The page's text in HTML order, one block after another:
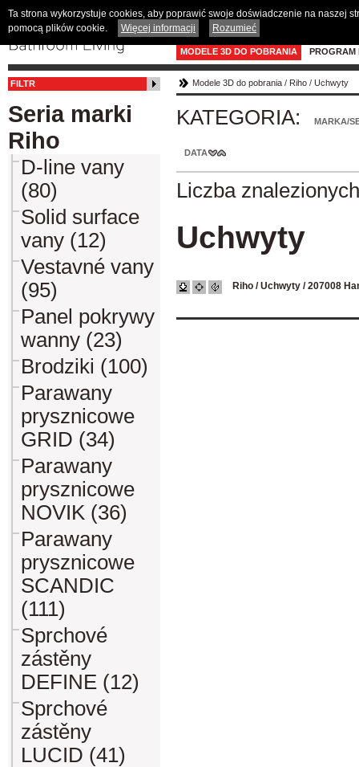
MODELE 3D DO POBRANIA PROGRAM
FILTR
Seria marki
Riho
D-line vany
(80)
Solid surface
vany (12)
Vestavné vany
(95)
Panel pokrywy
wanny (23)
Brodziki (100)
Parawany
prysznicowe
GRID (34)
Parawany
prysznicowe
NOVIK (36)
Parawany
prysznicowe
SCANDIC
(111)
Sprchové
zástěny
DEFINE (12)
Sprchové
zástěny
LUCID (41)
Modele 3D do pobrania / Riho / Uchwyty
KATEGORIA: MARKA/
DATA
Liczba
Uchwyty
Riho / Uchwyty /207008
Ta strona wykorzystuje cookies, aby poprawić swoje doświadczenie na naszej
pomocą plików cookie.
Więcej informacji Rozumieć